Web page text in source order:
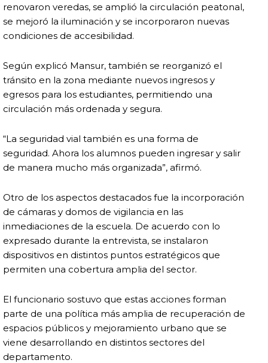
renovaron veredas, se amplió la circulación peatonal,
se mejoró la iluminación y se incorporaron nuevas
condiciones de accesibilidad.
Según explicó Mansur, también se reorganizó el
tránsito en la zona mediante nuevos ingresos y
egresos para los estudiantes, permitiendo una
circulación más ordenada y segura.
“La seguridad vial también es una forma de
seguridad. Ahora los alumnos pueden ingresar y salir
de manera mucho más organizada”, afirmó.
Otro de los aspectos destacados fue la incorporación
de cámaras y domos de vigilancia en las
inmediaciones de la escuela. De acuerdo con lo
expresado durante la entrevista, se instalaron
dispositivos en distintos puntos estratégicos que
permiten una cobertura amplia del sector.
El funcionario sostuvo que estas acciones forman
parte de una política más amplia de recuperación de
espacios públicos y mejoramiento urbano que se
viene desarrollando en distintos sectores del
departamento.